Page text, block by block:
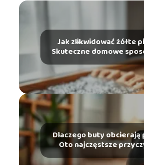
Jak zlikwidować żółte
Skuteczne domowe
problem
Dlaczego buty obcierają
Oto najczęstsze
rozwiązania